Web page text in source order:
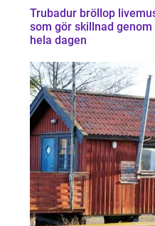
Trubadur bröllop livemusik
som gör skillnad genom
hela dagen